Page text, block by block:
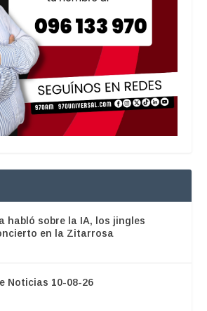
habló sobre la IA, los jingles
en la Zitarrosa
Noticias 10-08-26